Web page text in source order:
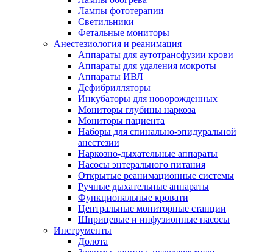
Лампы фототерапии
Светильники
Фетальные мониторы
Анестезиология и реанимация
Аппараты для аутотрансфузии крови
Аппараты для удаления мокроты
Аппараты ИВЛ
Дефибрилляторы
Инкубаторы для новорожденных
Мониторы глубины наркоза
Мониторы пациента
Наборы для спинально-эпидуральной
анестезии
Наркозно-дыхательные аппараты
Насосы энтерального питания
Открытые реанимационные системы
Ручные дыхательные аппараты
Функциональные кровати
Центральные мониторные станции
Шприцевые и инфузионные насосы
Инструменты
Долота